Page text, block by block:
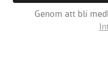
Genom att bli